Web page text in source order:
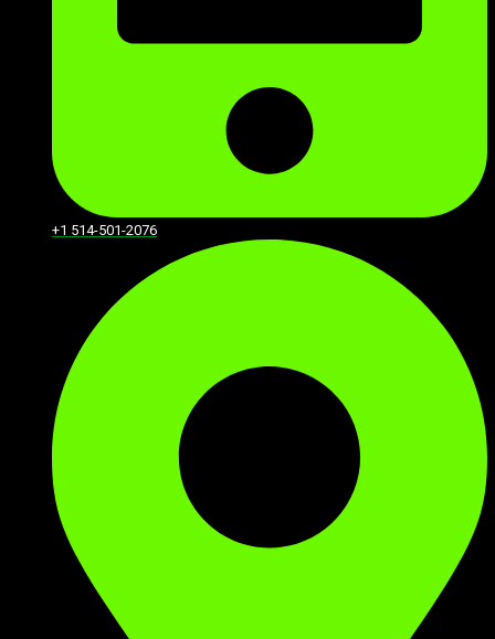
+1 514-501-2076